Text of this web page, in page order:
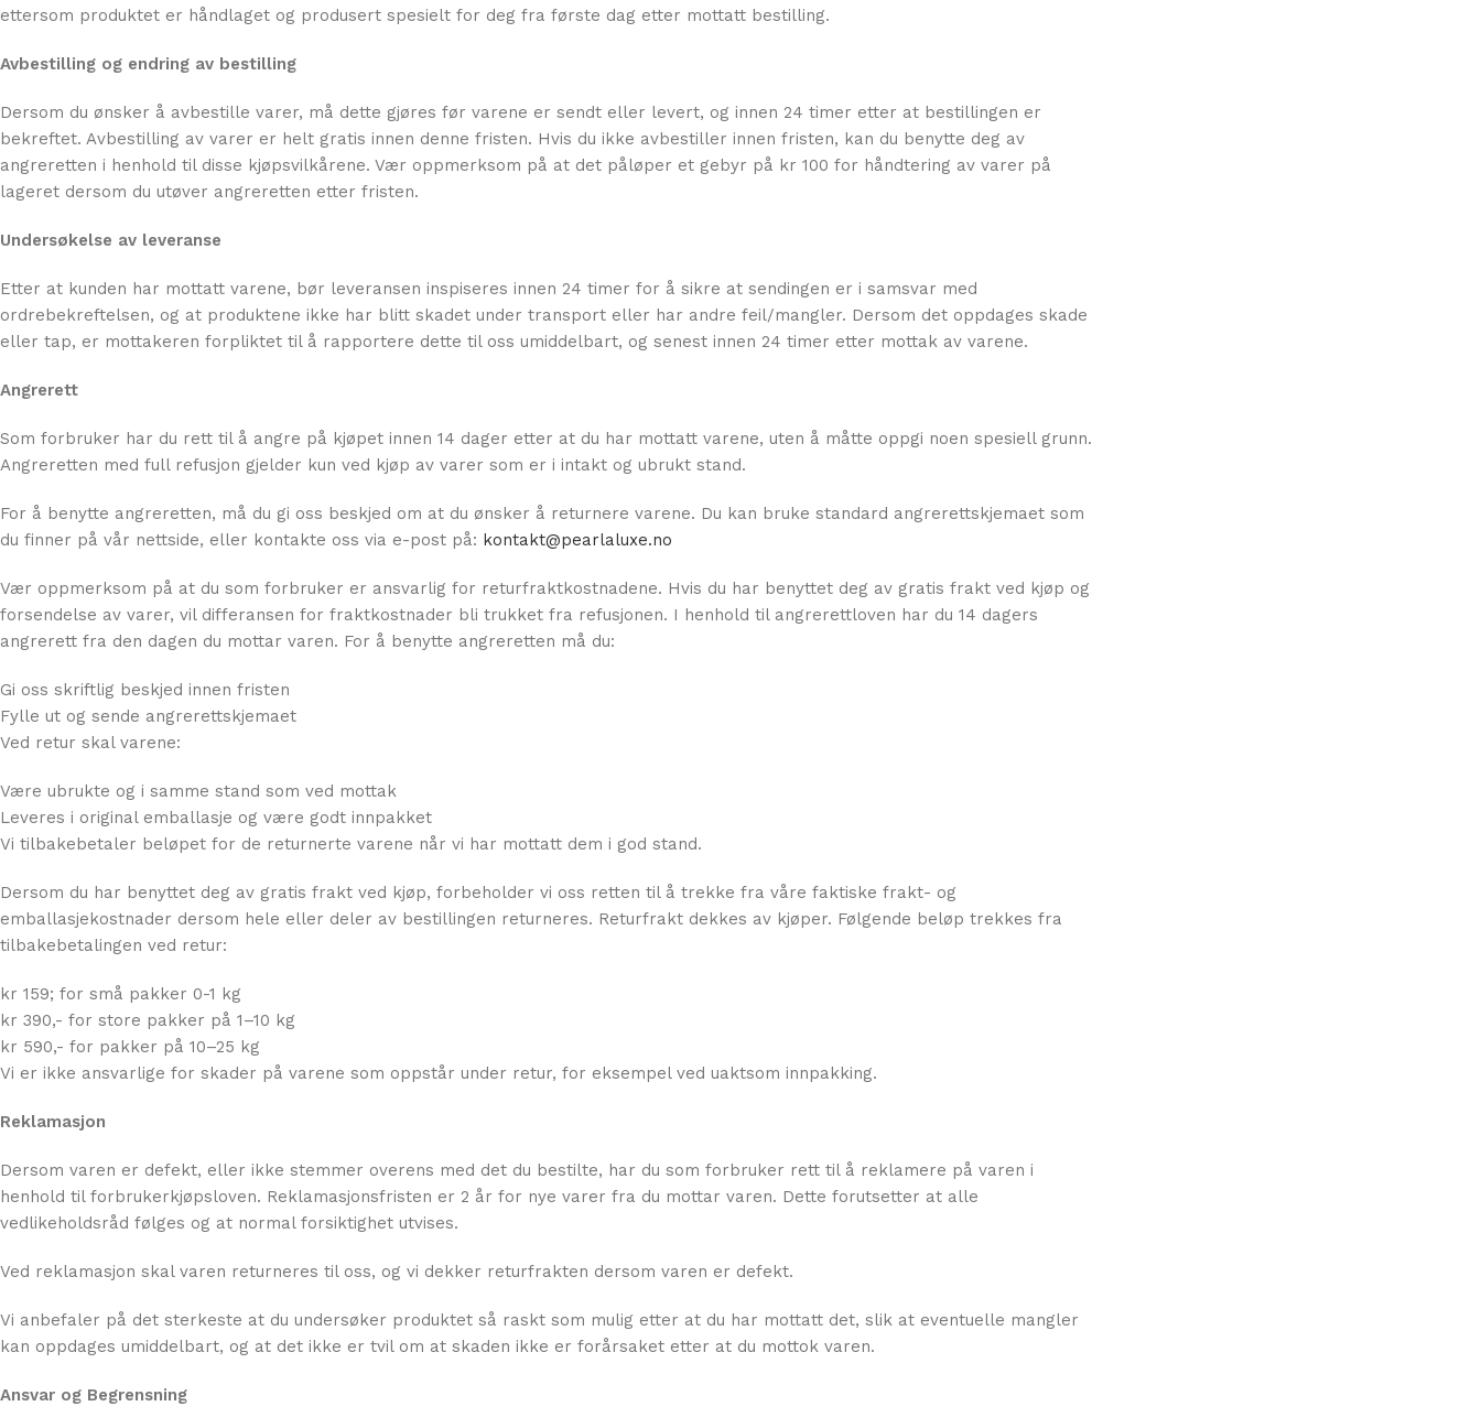
ettersom produktet er håndlaget og produsert spesielt for deg fra første dag etter mottatt bestilling.
Avbestilling og endring av bestilling
Dersom du ønsker å avbestille varer, må dette gjøres før varene er sendt eller levert, og innen 24 timer etter at bestillingen er
bekreftet. Avbestilling av varer er helt gratis innen denne fristen. Hvis du ikke avbestiller innen fristen, kan du benytte deg av
angreretten i henhold til disse kjøpsvilkårene. Vær oppmerksom på at det påløper et gebyr på kr 100 for håndtering av varer på
lageret dersom du utøver angreretten etter fristen.
Undersøkelse av leveranse
Etter at kunden har mottatt varene, bør leveransen inspiseres innen 24 timer for å sikre at sendingen er i samsvar med
ordrebekreftelsen, og at produktene ikke har blitt skadet under transport eller har andre feil/mangler. Dersom det oppdages skade
eller tap, er mottakeren forpliktet til å rapportere dette til oss umiddelbart, og senest innen 24 timer etter mottak av varene.
Angrerett
Som forbruker har du rett til å angre på kjøpet innen 14 dager etter at du har mottatt varene, uten å måtte oppgi noen spesiell grunn.
Angreretten med full refusjon gjelder kun ved kjøp av varer som er i intakt og ubrukt stand.
For å benytte angreretten, må du gi oss beskjed om at du ønsker å returnere varene. Du kan bruke standard angrerettskjemaet som
du finner på vår nettside, eller kontakte oss via e-post på: kontakt@pearlaluxe.no
Vær oppmerksom på at du som forbruker er ansvarlig for returfraktkostnadene. Hvis du har benyttet deg av gratis frakt ved kjøp og
forsendelse av varer, vil differansen for fraktkostnader bli trukket fra refusjonen. I henhold til angrerettloven har du 14 dagers
angrerett fra den dagen du mottar varen. For å benytte angreretten må du:
Gi oss skriftlig beskjed innen fristen
Fylle ut og sende angrerettskjemaet
Ved retur skal varene:
Være ubrukte og i samme stand som ved mottak
Leveres i original emballasje og være godt innpakket
Vi tilbakebetaler beløpet for de returnerte varene når vi har mottatt dem i god stand.
Dersom du har benyttet deg av gratis frakt ved kjøp, forbeholder vi oss retten til å trekke fra våre faktiske frakt- og
emballasjekostnader dersom hele eller deler av bestillingen returneres. Returfrakt dekkes av kjøper. Følgende beløp trekkes fra
tilbakebetalingen ved retur:
kr 159; for små pakker 0-1 kg
kr 390,- for store pakker på 1–10 kg
kr 590,- for pakker på 10–25 kg
Vi er ikke ansvarlige for skader på varene som oppstår under retur, for eksempel ved uaktsom innpakking.
Reklamasjon
Dersom varen er defekt, eller ikke stemmer overens med det du bestilte, har du som forbruker rett til å reklamere på varen i
henhold til forbrukerkjøpsloven. Reklamasjonsfristen er 2 år for nye varer fra du mottar varen. Dette forutsetter at alle
vedlikeholdsråd følges og at normal forsiktighet utvises.
Ved reklamasjon skal varen returneres til oss, og vi dekker returfrakten dersom varen er defekt.
Vi anbefaler på det sterkeste at du undersøker produktet så raskt som mulig etter at du har mottatt det, slik at eventuelle mangler
kan oppdages umiddelbart, og at det ikke er tvil om at skaden ikke er forårsaket etter at du mottok varen.
Ansvar og Begrensning